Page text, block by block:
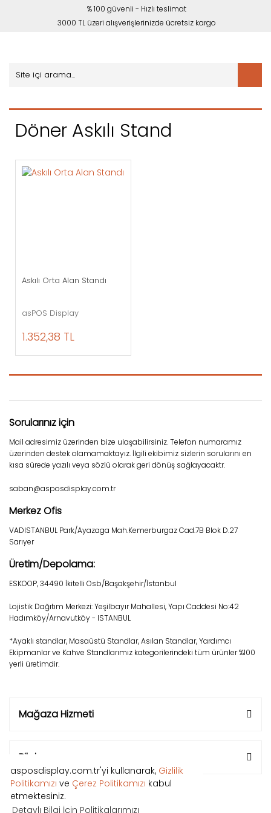
asposdisplay.com.tr'yi kullanarak, Gizlilik
Politikamızı ve Çerez Politikamızı kabul
etmektesiniz.
Detaylı Bilgi İçin Politikalarımızı
% 100 güvenli - Hızlı teslimat
3000 TL üzeri alışverişlerinizde ücretsiz kargo
Döner Askılı Stand
Askılı Orta Alan Standı
asPOS Display
1.352,38 TL
Sorularınız için
Mail adresimiz üzerinden bize ulaşabilirsiniz. Telefon numaramız
üzerinden destek olamamaktayız. İlgili ekibimiz sizlerin sorularını en
kısa sürede yazılı veya sözlü olarak geri dönüş sağlayacaktr.
saban@asposdisplay.com.tr
Merkez Ofis
VADISTANBUL Park/Ayazaga Mah.Kemerburgaz Cad.7B Blok D.27
Sarıyer
Üretim/Depolama:
ESKOOP, 34490 İkitelli Osb/Başakşehir/İstanbul
Lojistik Dağıtım Merkezi: Yeşilbayır Mahallesi, Yapı Caddesi No:42
Hadımköy/Arnavutköy - ISTANBUL
*Ayaklı standlar, Masaüstü Standlar, Asılan Standlar, Yardımcı
Ekipmanlar ve Kahve Standlarımız kategorilerindeki tüm ürünler %100
yerli üretimdir.
Mağaza Hizmeti
Bilgi